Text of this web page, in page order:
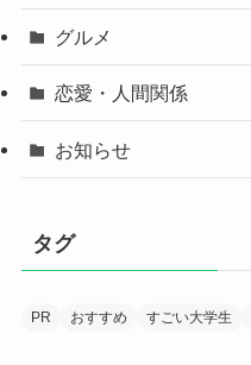
グルメ
恋愛・人間関係
お知らせ
タグ
PR おすすめ すごい大学生